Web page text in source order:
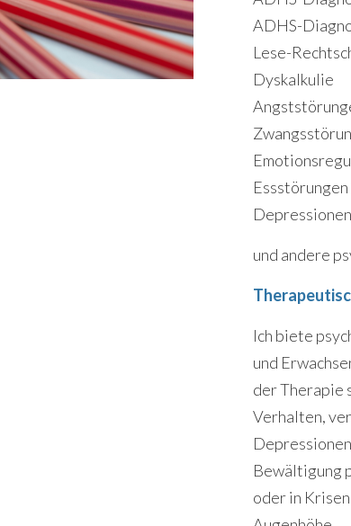
ADHS-
Lese-
Dyskalkulie
Depressionen
und andere
Ich biete
und
der Therapie
Verhalten,
Bewältigung
oder in